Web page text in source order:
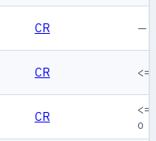
CR —
CR
CR
o